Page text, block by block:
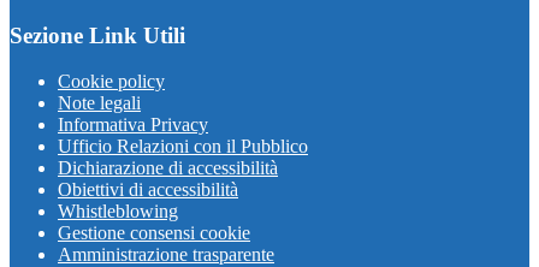
Sezione Link Utili
Cookie policy
Note legali
Informativa Privacy
Ufficio Relazioni con il Pubblico
Dichiarazione di accessibilità
Obiettivi di accessibilità
Whistleblowing
Gestione consensi cookie
Amministrazione trasparente